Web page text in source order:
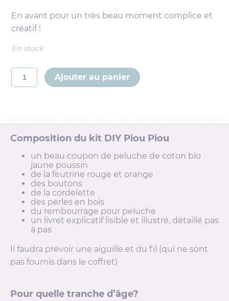
En avant pour un très beau moment complice et
créatif !
En stock
quantité
Kit
Ajouter au panier
Composition du kit DIY Piou Piou
un beau coupon de peluche de coton bio
jaune poussin
de la feutrine rouge et orange
des boutons
de la cordelette
des perles en bois
du rembourrage pour peluche
un livret explicatif lisible et illustré, détaillé pas
à pas
Il faudra prévoir une aiguille et du fil (qui ne sont
pas fournis dans le coffret)
Pour quelle tranche d’âge?